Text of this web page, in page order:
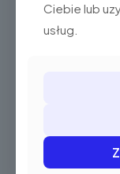
Ciebie lub
usług.